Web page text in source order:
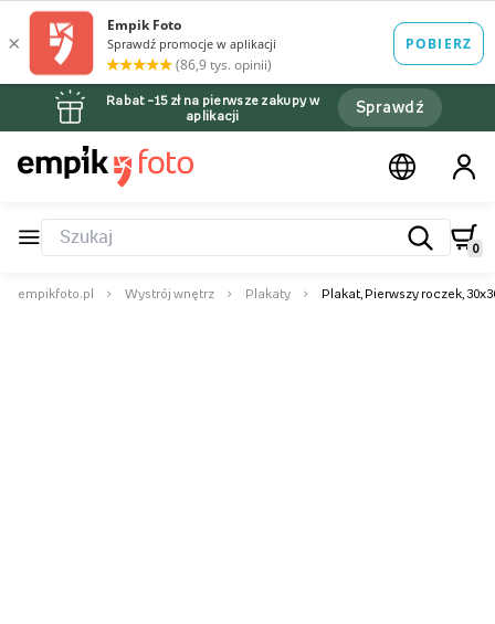
Rabat –15 zł na pierwsze zakupy w
aplikacji
Sprawdź
0
empikfoto.pl Wystrój wnętrz Plakaty Plakat, Pierwszy roczek,